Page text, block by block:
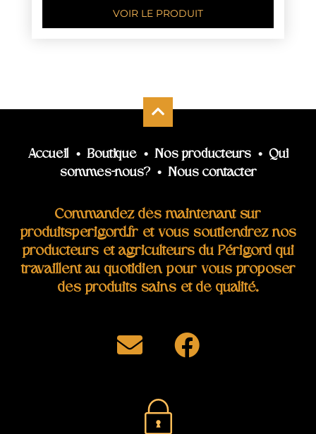
VOIR LE PRODUIT
Accueil•Boutique•Nos producteurs•Qui
sommes-nous?•Nous contacter
Commandez dès maintenant sur
produitsperigord.fr et vous soutiendrez nos
producteurs et agriculteurs du Périgord qui
travaillent au quotidien pour vous proposer
des produits sains et de qualité.